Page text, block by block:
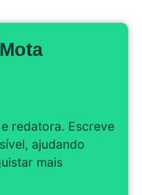
redatora. Escreve
ajudando
mais